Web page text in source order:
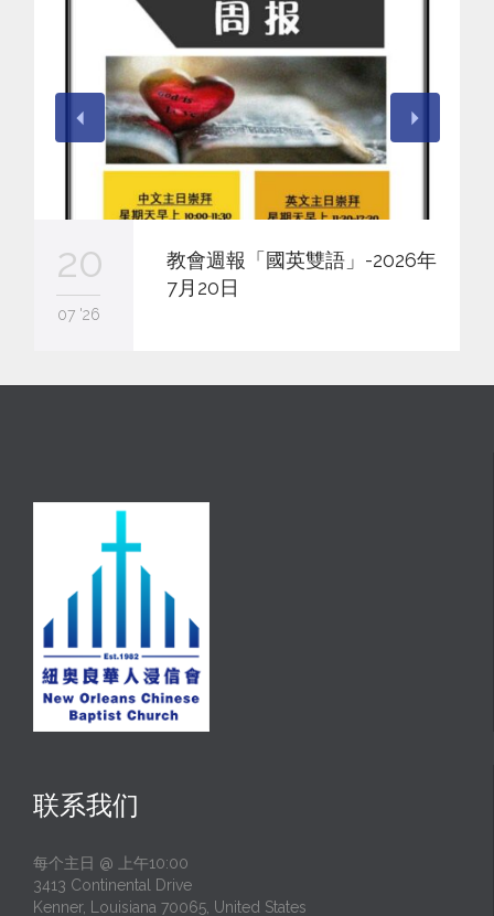
20
07 '26
教會週報「國英雙語」-2026年
7月20日
联系我们
每个主日 @ 上午10:00
3413 Continental Drive
Kenner, Louisiana 70065, United States